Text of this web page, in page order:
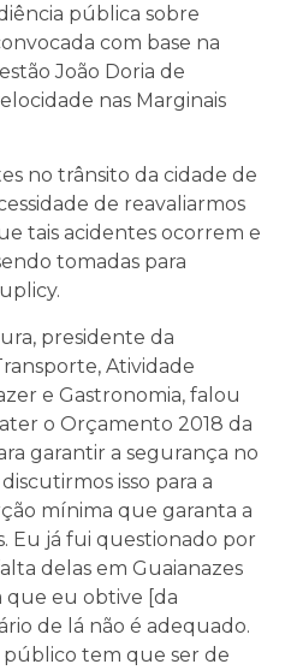
pública sobre
com base na
João Doria de
nas Marginais
no trânsito da cidade de
de reavaliarmos
tais acidentes ocorrem e
tomadas para
presidente da
Atividade
e Gastronomia, falou
o Orçamento 2018 da
garantir a segurança no
isso para a
mínima que garanta a
Eu já fui questionado por
delas em Guaianazes
que eu obtive [da
de lá não é adequado.
tem que ser de